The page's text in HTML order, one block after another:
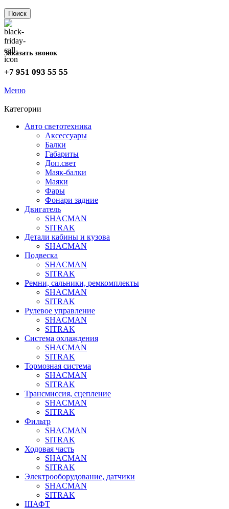
Поиск
Заказать звонок
+7 951 093 55 55
Меню
Категории
Авто светотехника
Аксессуары
Балки
Габариты
Доп.свет
Маяк-балки
Маяки
Фары
Фонари задние
Двигатель
SHACMAN
SITRAK
Детали кабины и кузова
SHACMAN
Подвеска
SHACMAN
SITRAK
Ремни, сальники, ремкомплекты
SHACMAN
SITRAK
Рулевое управление
SHACMAN
SITRAK
Система охлаждения
SHACMAN
SITRAK
Тормозная система
SHACMAN
SITRAK
Трансмиссия, сцепление
SHACMAN
SITRAK
Фильтр
SHACMAN
SITRAK
Ходовая часть
SHACMAN
SITRAK
Электрооборудование, датчики
SHACMAN
SITRAK
ШАФТ